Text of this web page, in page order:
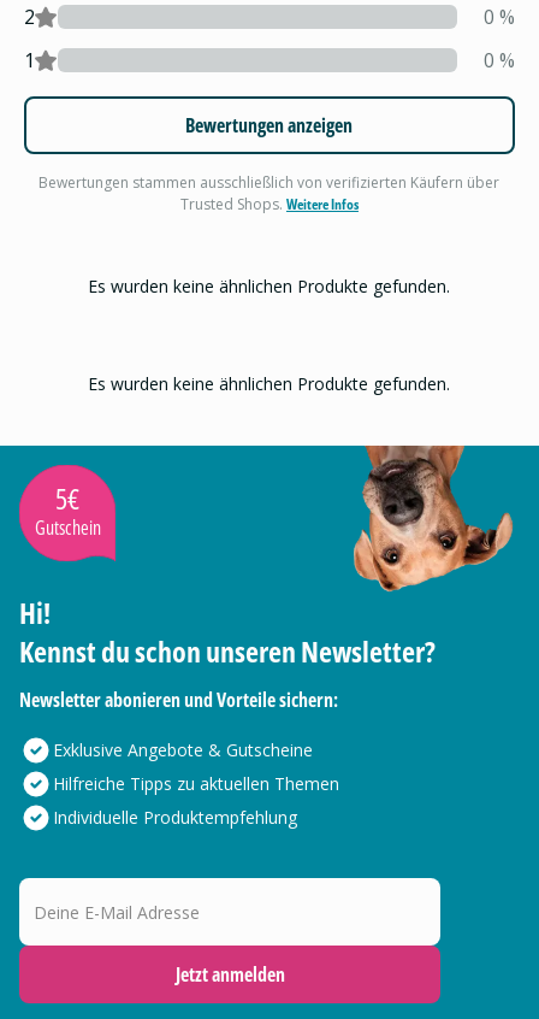
2 0 %
1
0 %
Bewertungen anzeigen
Bewertungen stammen ausschließlich von verifizierten Käufern über
Trusted Shops. Weitere Infos
Es wurden keine ähnlichen Produkte gefunden.
Es wurden keine ähnlichen Produkte gefunden.
5€
Gutschein
Hi!
Kennst du schon unseren Newsletter?
Newsletter abonieren und Vorteile sichern:
Exklusive Angebote & Gutscheine
Hilfreiche Tipps zu aktuellen Themen
Individuelle Produktempfehlung
Deine E-Mail Adresse
Jetzt anmelden